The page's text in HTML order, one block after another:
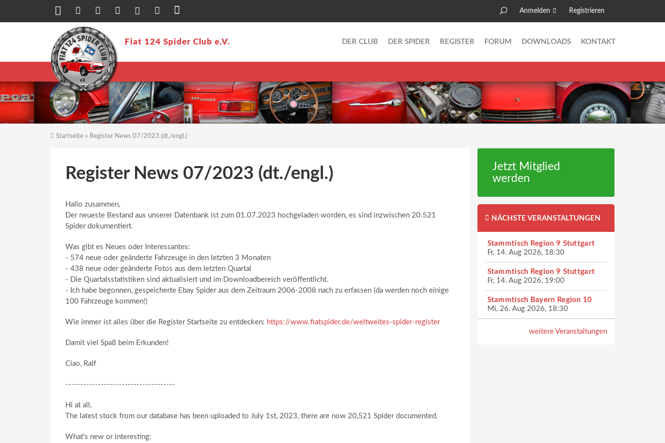
Anmelden Registrieren
Suche
Fiat 124 Spider Club e.V. DER CLUB DER SPIDER REGISTER FORUM DOWNLOADS KONTAKT
Sie sind hier
Startseite » Register News 07/2023 (dt./engl.)
Register News 07/2023 (dt./engl.)
Hallo zusammen,
Der neueste Bestand aus unserer Datenbank ist zum 01.07.2023 hochgeladen worden, es sind inzwischen 20.521
Spider dokumentiert.
Was gibt es Neues oder Interessantes:
- 574 neue oder geänderte Fahrzeuge in den letzten 3 Monaten
- 438 neue oder geänderte Fotos aus dem letzten Quartal
- Die Quartalsstatistiken sind aktualisiert und im Downloadbereich veröffentlicht.
- Ich habe begonnen, gespeicherte Ebay Spider aus dem Zeitraum 2006-2008 nach zu erfassen (da werden noch einige
100 Fahrzeuge kommen!)
Wie immer ist alles über die Register Startseite zu entdecken: https://www.fiatspider.de/weltweites-spider-register
Damit viel Spaß beim Erkunden!
Ciao, Ralf
-------------------------------------
Hi at all,
The latest stock from our database has been uploaded to July 1st, 2023, there are now 20,521 Spider documented.
What's new or interesting:
Jetzt Mitglied
werden
NÄCHSTE VERANSTALTUNGEN
Stammtisch Region 9 Stuttgart
Fr, 14. Aug 2026, 18:30
Stammtisch Region 9 Stuttgart
Fr, 14. Aug 2026, 19:00
Stammtisch Bayern Region 10
Mi, 26. Aug 2026, 18:30
weitere Veranstaltungen